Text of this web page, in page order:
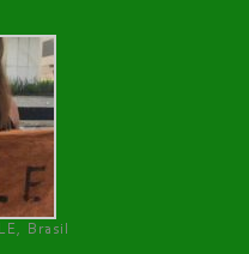
Brasil